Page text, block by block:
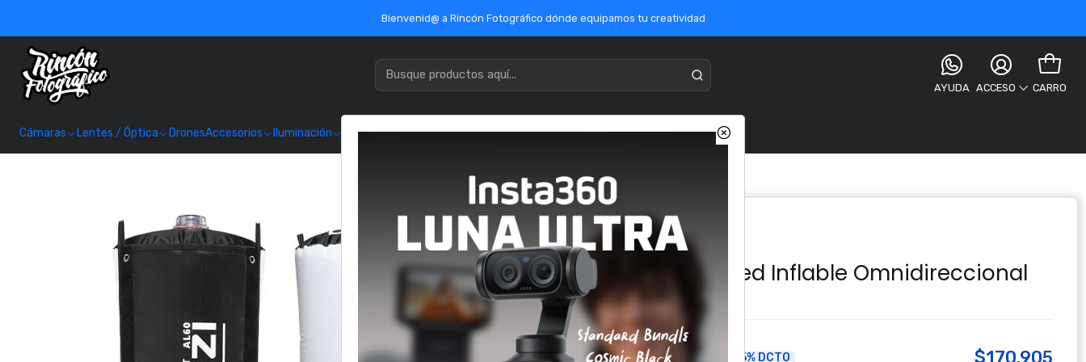
Bienvenid@ a Rincón Fotográfico dónde equipamos tu creatividad
AYUDA ACCESO CARRO
Cámaras Lentes / Óptica DronesAccesorios Iluminación Almacenamiento Marcas Ofertas / Outlet Mercado Público
Ulanzi AL60 Luz Led Inflable Omnidireccional
SKU: UL-L096
🔥 Últimas2 unidades
5% DCTO